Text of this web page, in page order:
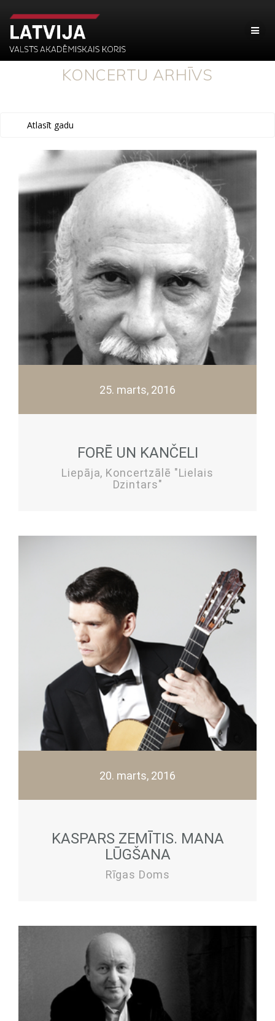
KONCERTU ARHĪVS
25. marts, 2016
FORĒ UN KANČELI
Liepāja, Koncertzālē "Lielais
Dzintars"
20. marts, 2016
KASPARS ZEMĪTIS. MANA
LŪGŠANA
Rīgas Doms